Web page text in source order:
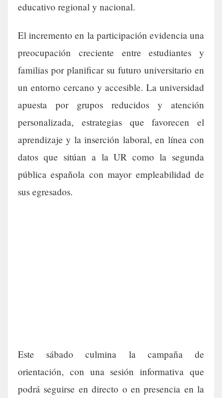
educativo regional y nacional.
El incremento en la participación evidencia una
preocupación creciente entre estudiantes y
familias por planificar su futuro universitario en
un entorno cercano y accesible. La universidad
apuesta por grupos reducidos y atención
personalizada, estrategias que favorecen el
aprendizaje y la inserción laboral, en línea con
datos que sitúan a la UR como la segunda
pública española con mayor empleabilidad de
sus egresados.
Este sábado culmina la campaña de
orientación, con una sesión informativa que
podrá seguirse en directo o en presencia en la